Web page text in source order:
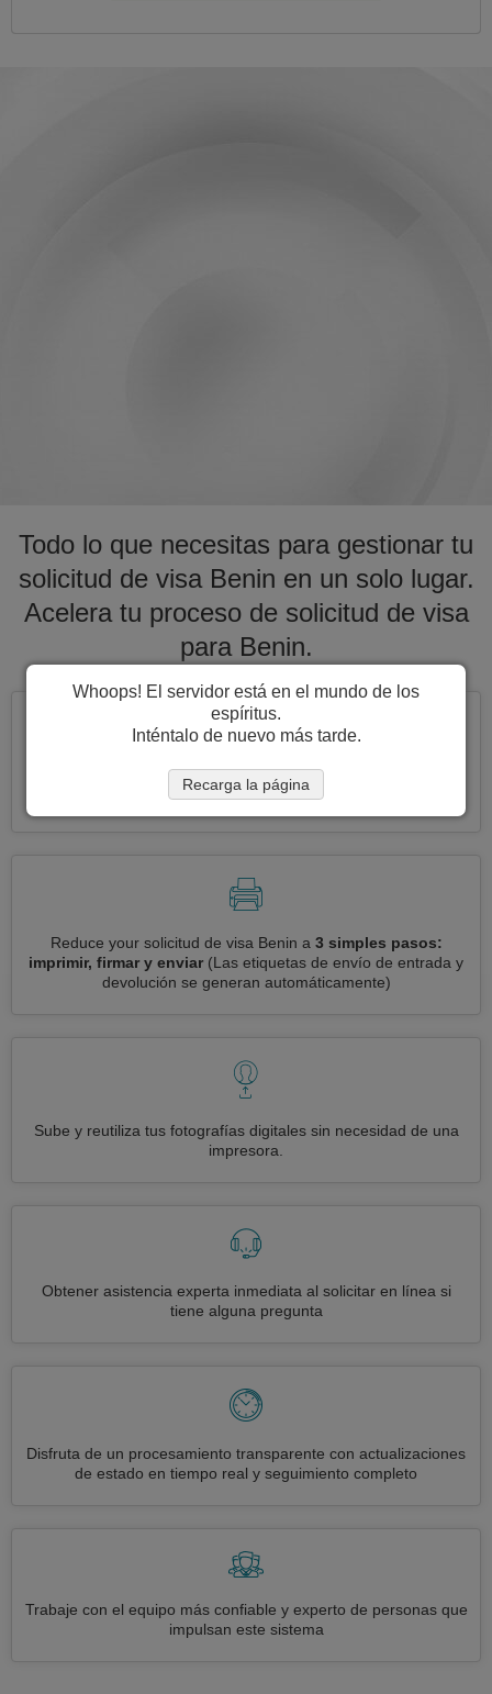
Todo lo que necesitas para gestionar tu
solicitud de visa Benin en un solo lugar.
Acelera tu proceso de solicitud de visa
para Benin.
Solicite varias visas a la vezautomáticamente, sin necesidad
de ingresar información repetitiva
Reduce your solicitud de visa Benin a 3 simples pasos:
imprimir, firmar y enviar (Las etiquetas de envío de entrada y
devolución se generan automáticamente)
Sube y reutiliza tus fotografías digitales sin necesidad de una
impresora.
Obtener asistencia experta inmediata al solicitar en línea si
tiene alguna pregunta
Disfruta de un procesamiento transparente con actualizaciones
de estado en tiempo real y seguimiento completo
Trabaje con el equipo más confiable y experto de personas que
impulsan este sistema
Whoops! El servidor está en el mundo de los
espíritus.
Inténtalo de nuevo más tarde.
Recarga la página